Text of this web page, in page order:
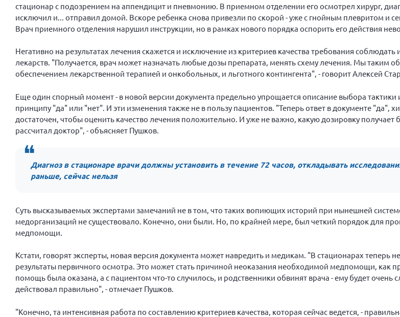
стационар с подозрением на аппендицит и пневмонию. В приемном отделении его осмотрел хирург,
исключил и... отправил домой. Вскоре ребенка снова привезли по скорой - уже с гнойным плевритом и
Врач приемного отделения нарушил инструкции, но в рамках нового порядка оспорить его действия
Негативно на результатах лечения скажется и исключение из критериев качества требования
лекарств. "Получается, врач может назначать любые дозы препарата, менять схему лечения. Мы таким
обеспечением лекарственной терапией и онкобольных, и льготного контингента", - говорит Алексей
Еще один спорный момент - в новой версии документа предельно упрощается описание выбора тактики
принципу "да" или "нет". И эти изменения также не в пользу пациентов. "Теперь ответ в документе "да",
достаточен, чтобы оценить качество лечения положительно. И уже не важно, какую дозировку получает
рассчитал доктор", - объясняет Пушков.
Диагноз в стационаре врачи должны установить в течение 72 часов, откладывать
раньше, сейчас нельзя
Суть высказываемых экспертами замечаний не в том, что таких вопиющих историй при нынешней
медорганизаций не существовало. Конечно, они были. Но, по крайней мере, был четкий порядок для
медпомощи.
Кстати, говорят эксперты, новая версия документа может навредить и медикам. "В стационарах теперь
результаты первичного осмотра. Это может стать причиной неоказания необходимой медпомощи, как
помощь была оказана, а с пациентом что-то случилось, и родственники обвинят врача - ему будет очень
действовал правильно", - отмечает Пушков.
"Конечно, та интенсивная работа по составлению критериев качества, которая сейчас ведется, -